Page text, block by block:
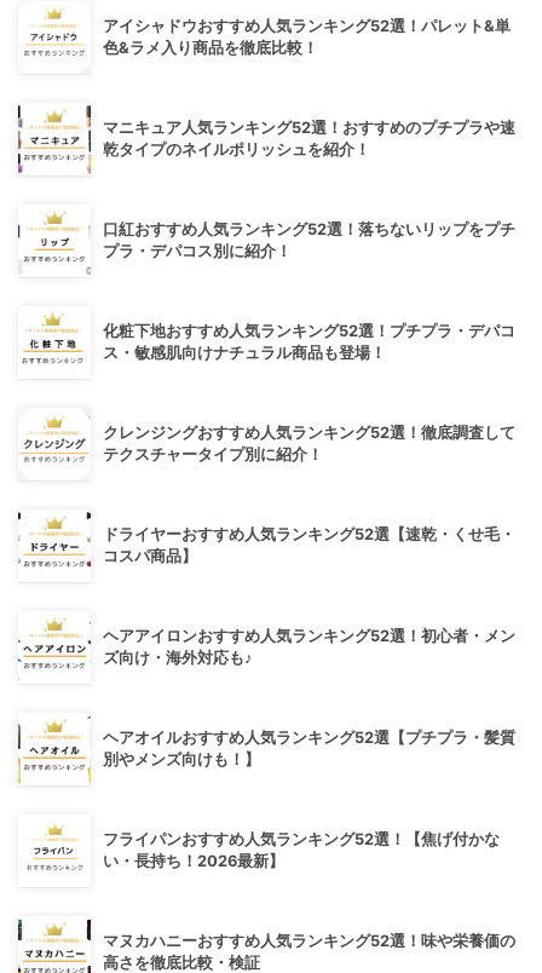
アイシャドウおすすめ人気ランキング52選！パレット&単
色&ラメ入り商品を徹底比較！
マニキュア人気ランキング52選！おすすめのプチプラや速
乾タイプのネイルポリッシュを紹介！
口紅おすすめ人気ランキング52選！落ちないリップをプチ
プラ・デパコス別に紹介！
化粧下地おすすめ人気ランキング52選！プチプラ・デパコ
ス・敏感肌向けナチュラル商品も登場！
クレンジングおすすめ人気ランキング52選！徹底調査して
テクスチャータイプ別に紹介！
ドライヤーおすすめ人気ランキング52選【速乾・くせ毛・
コスパ商品】
ヘアアイロンおすすめ人気ランキング52選！初心者・メン
ズ向け・海外対応も♪
ヘアオイルおすすめ人気ランキング52選【プチプラ・髪質
別やメンズ向けも！】
フライパンおすすめ人気ランキング52選！【焦げ付かな
い・長持ち！2026最新】
マヌカハニーおすすめ人気ランキング52選！味や栄養価の
高さを徹底比較・検証